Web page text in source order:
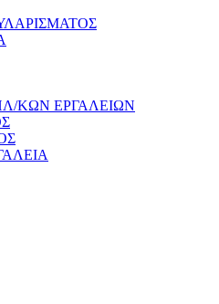
ΚΩΝ ΕΡΓΑΛΕΙΩΝ